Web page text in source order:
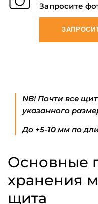
Запросите
NB! Почти все
указанного
До +5-10 мм по
Основные
хранения
щита